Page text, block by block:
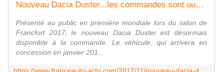
Nouveau Dacia Duster...les commandes sont ouvertes! - FranceAuto-actu - actualité automobile régionale et internationale
Présenté au public en première mondiale lors du salon de
Francfort 2017, le nouveau Dacia Duster est désormais
disponible à la commande. Le véhicule, qui arrivera en
concession en janvier 201...